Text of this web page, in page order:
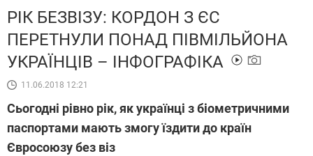
РІК БЕЗВІЗУ: КОРДОН З ЄС
ПЕРЕТНУЛИ ПОНАД ПІВМІЛЬЙОНА
УКРАЇНЦІВ – ІНФОГРАФІКА
11.06.2018 12:21
Сьогодні рівно рік, як українці з біометричними
паспортами мають змогу їздити до країн
Євросоюзу без віз